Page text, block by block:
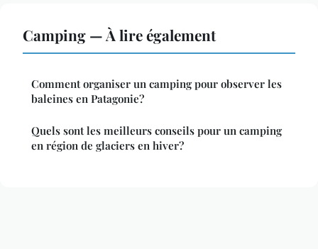
Camping — À lire également
Comment organiser un camping pour observer les
baleines en Patagonie?
Quels sont les meilleurs conseils pour un camping
en région de glaciers en hiver?